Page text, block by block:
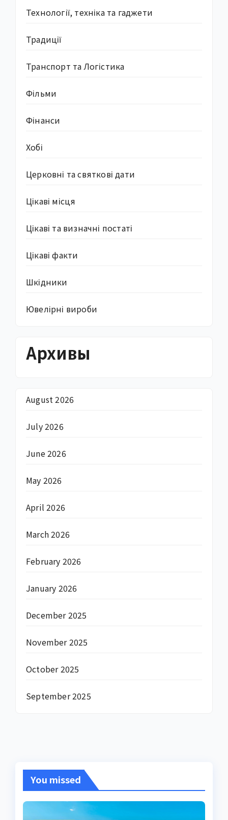
Технології, техніка та гаджети
Традиції
Транспорт та Логістика
Фільми
Фінанси
Хобі
Церковні та святкові дати
Цікаві місця
Цікаві та визначні постаті
Цікаві факти
Шкідники
Ювелірні вироби
Архивы
August 2026
July 2026
June 2026
May 2026
April 2026
March 2026
February 2026
January 2026
December 2025
November 2025
October 2025
September 2025
You missed